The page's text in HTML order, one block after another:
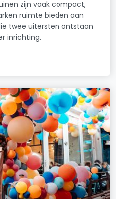
zijn vaak compact,
ruimte bieden aan
twee uitersten ontstaan
inrichting.